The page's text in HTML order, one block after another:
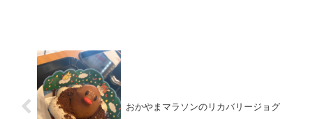
おかやまマラソンのリカバリージョグ